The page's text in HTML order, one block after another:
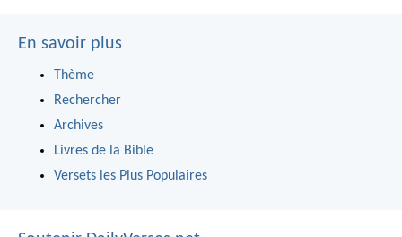
En savoir plus
Thème
Rechercher
Archives
Livres de la Bible
Versets les Plus Populaires